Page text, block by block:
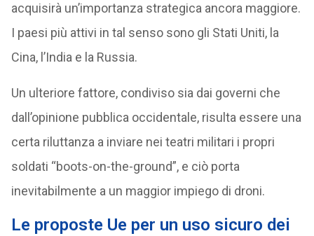
acquisirà un’importanza strategica ancora maggiore.
I paesi più attivi in tal senso sono gli Stati Uniti, la
Cina, l’India e la Russia.
Un ulteriore fattore, condiviso sia dai governi che
dall’opinione pubblica occidentale, risulta essere una
certa riluttanza a inviare nei teatri militari i propri
soldati “boots-on-the-ground”, e ciò porta
inevitabilmente a un maggior impiego di droni.
Le proposte Ue per un uso sicuro dei